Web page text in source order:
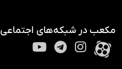
مکعب در شبکه‌های اجتماعی